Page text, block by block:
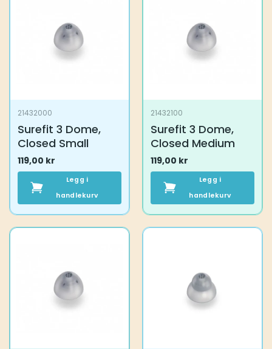
21432000
Surefit 3 Dome,
Closed Small
119,00 kr
Legg i
handlekurv
21432100
Surefit 3 Dome,
Closed Medium
119,00 kr
Legg i
handlekurv